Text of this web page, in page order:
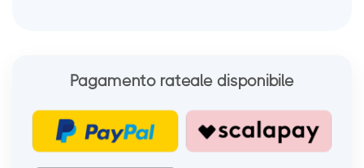
Pagamento rateale disponibile